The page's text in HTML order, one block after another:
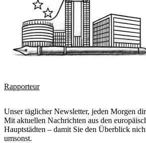
Rapporteur
Unser täglicher Newsletter, jeden Morgen
Mit aktuellen Nachrichten aus den
Hauptstädten – damit Sie den Überblick
umsonst.